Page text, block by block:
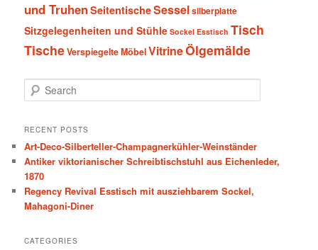
und TruhenSeitentischeSesselsilberplatte
Sitzgelegenheiten und Stühle Sockel Esstisch Tisch
TischeVerspiegelte MöbelVitrineÖlgemälde
e
r
h
RECENT POSTS
Art-Deco-Silberteller-Champagnerkühler-Weinständer
Antiker viktorianischer Schreibtischstuhl aus Eichenleder,
1870
Regency Revival Esstisch mit ausziehbarem Sockel,
Mahagoni-Diner
CATEGORIES